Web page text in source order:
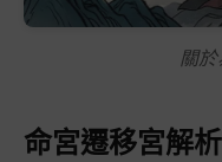
關
命宮遷移宮解析